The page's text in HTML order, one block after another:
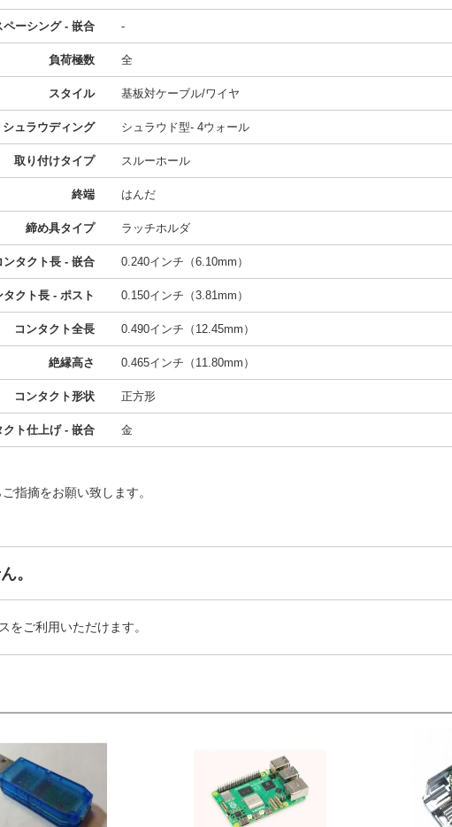
ペーシング - 嵌合 -
負荷極数 全
スタイル 基板対ケーブル/ワイヤ
シュラウディング シュラウド型- 4ウォール
取り付けタイプ スルーホール
終端 はんだ
締め具タイプ ラッチホルダ
ンタクト長 - 嵌合 0.240インチ（6.10mm）
タクト長 - ポスト 0.150インチ（3.81mm）
コンタクト全長 0.490インチ（12.45mm）
絶縁高さ 0.465インチ（11.80mm）
コンタクト形状 正方形
クト仕上げ - 嵌合 金
指摘をお願い致します。
。
をご利用いただけます。